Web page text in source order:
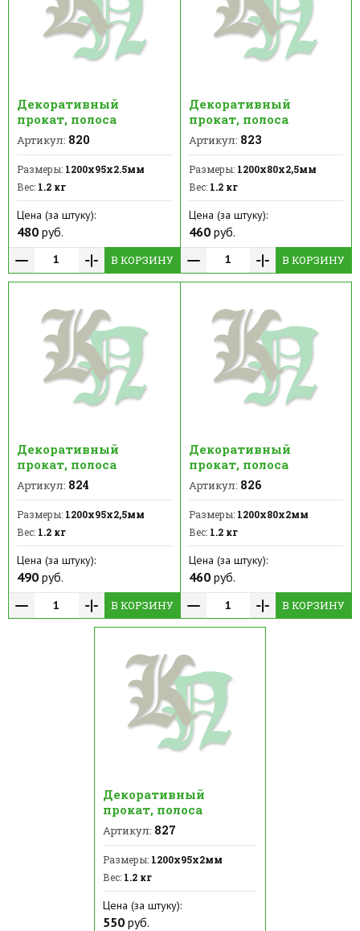
Декоративный
прокат, полоса
Артикул: 820
Размеры: 1200х95х2.5мм
Вес: 1.2 кг
Цена (за штуку):
480 руб.
В КОРЗИНУ
Декоративный
прокат, полоса
Артикул: 823
Размеры:1200х80х2,5мм
Вес:1.2 кг
Цена (за штуку):
460руб.
В КОРЗИНУ
Декоративный
прокат, полоса
Артикул: 824
Размеры: 1200х95х2,5мм
Вес: 1.2 кг
Цена (за штуку):
490 руб.
В КОРЗИНУ
Декоративный
прокат, полоса
Артикул: 826
Размеры:1200х80х2мм
Вес:1.2 кг
Цена (за штуку):
460руб.
В КОРЗИНУ
Декоративный
прокат, полоса
Артикул: 827
Размеры:1200х95х2мм
Вес:1.2 кг
Цена (за штуку):
550руб.